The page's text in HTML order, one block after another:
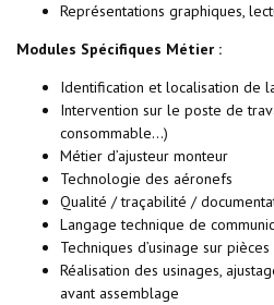
Représentations graphiques,
Modules Spécifiques Métier :
Identification et localisation de
Intervention sur le poste de
consommable…)
Métier d’ajusteur monteur
Technologie des aéronefs
Qualité / traçabilité /
Langage technique de
Techniques d’usinage sur
Réalisation des usinages,
avant assemblage